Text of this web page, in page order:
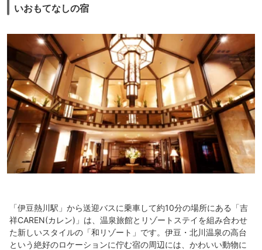
いおもてなしの宿
「伊豆熱川駅」から送迎バスに乗車して約10分の場所にある「吉
祥CAREN(カレン)」は、温泉旅館とリゾートステイを組み合わせ
た新しいスタイルの「和リゾート」です。伊豆・北川温泉の高台
という絶好のロケーションに佇む宿の周辺には、かわいい動物に